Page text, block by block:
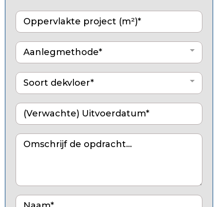
Aanlegmethode*
Soort dekvloer*